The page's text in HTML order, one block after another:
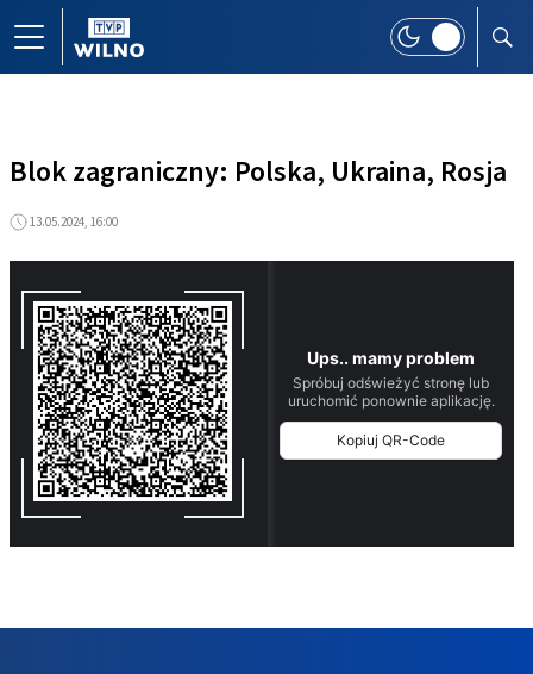
Blok zagraniczny: Polska, Ukraina, Rosja
13.05.2024, 16:00